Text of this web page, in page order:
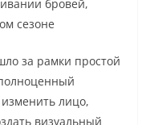
бровей,
сезоне
за рамки простой
лицо,
визуальный